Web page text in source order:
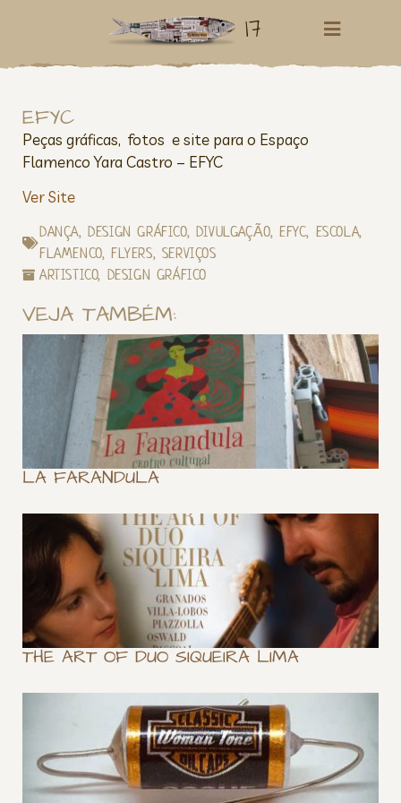
17
EFYC
Peças gráficas, fotos e site para o Espaço
Flamenco Yara Castro – EFYC
Ver Site
DANÇA,DESIGN GRÁFICO, DIVULGAÇÃO,EFYC, ESCOLA,
FLAMENCO,FLYERS, SERVIÇOS
ARTISTICO, DESIGN GRÁFICO
VEJA TAMBÉM:
LA FARANDULA
THE ART OF DUO SIQUEIRA LIMA